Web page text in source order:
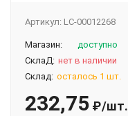
Артикул: LC-00012268
Магазин:
доступно
СклаД: нет в наличии
Склад: осталось 1 шт.
232,75 ₽/шт.